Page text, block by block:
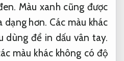
Màu xanh cũng được
hơn. Các màu khác
dùng để in dấu vân tay.
màu khác không có độ